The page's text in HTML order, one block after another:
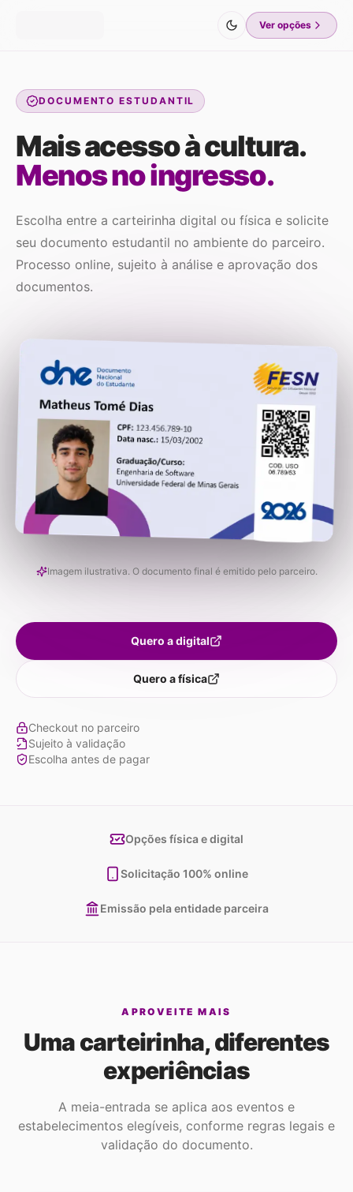
Ver opções
DOCUMENTO ESTUDANTIL
Mais acesso à cultura.
Menos no ingresso.
Escolha entre a carteirinha digital ou física e solicite
seu documento estudantil no ambiente do parceiro.
Processo online, sujeito à análise e aprovação dos
documentos.
Imagem ilustrativa. O documento final é emitido pelo parceiro.
Quero a digital
Quero a física
Checkout no parceiro
Sujeito à validação
Escolha antes de pagar
Opções física e digital
Solicitação 100% online
Emissão pela entidade parceira
APROVEITE MAIS
Uma carteirinha, diferentes
experiências
A meia-entrada se aplica aos eventos e
estabelecimentos elegíveis, conforme regras legais e
validação do documento.